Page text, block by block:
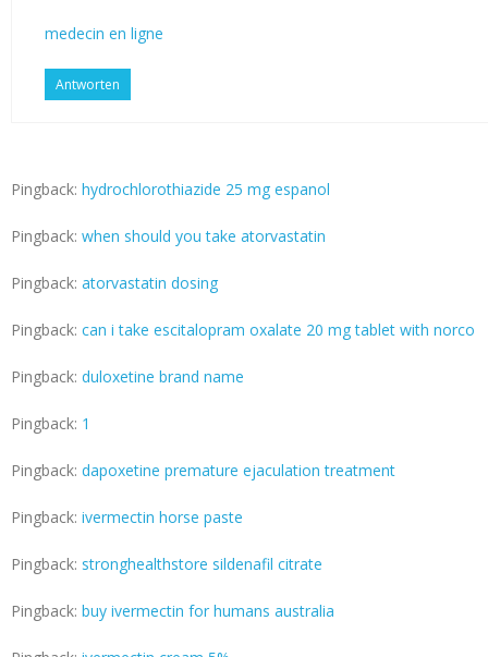
medecin en ligne
Antworten
Pingback: hydrochlorothiazide 25 mg espanol
Pingback: when should you take atorvastatin
Pingback: atorvastatin dosing
Pingback: can i take escitalopram oxalate 20 mg tablet with norco
Pingback: duloxetine brand name
Pingback: 1
Pingback: dapoxetine premature ejaculation treatment
Pingback: ivermectin horse paste
Pingback: stronghealthstore sildenafil citrate
Pingback: buy ivermectin for humans australia